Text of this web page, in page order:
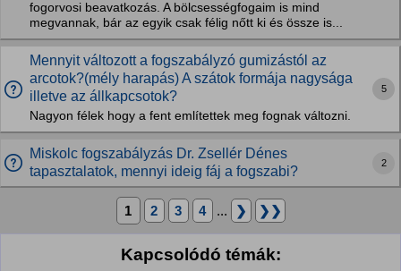
fogorvosi beavatkozás. A bölcsességfogaim is mind
megvannak, bár az egyik csak félig nőtt ki és össze is...
Mennyit változott a fogszabályzó gumizástól az
arcotok?(mély harapás) A szátok formája nagysága
illetve az állkapcsotok?
Nagyon félek hogy a fent említettek meg fognak változni.
5
Miskolc fogszabályzás Dr. Zsellér Dénes
tapasztalatok, mennyi ideig fáj a fogszabi?
2
1 2 3 4 ... ❯ ❯❯
Kapcsolódó témák: